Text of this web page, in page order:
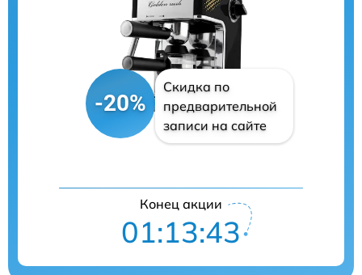
-20%
Скидка по
предварительной
записи на сайте
Конец акции
01:13:43